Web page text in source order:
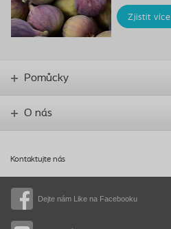
Zjistit více
Dejte nám Like na Facebooku
Pomůcky
O nás
Kontaktujte nás